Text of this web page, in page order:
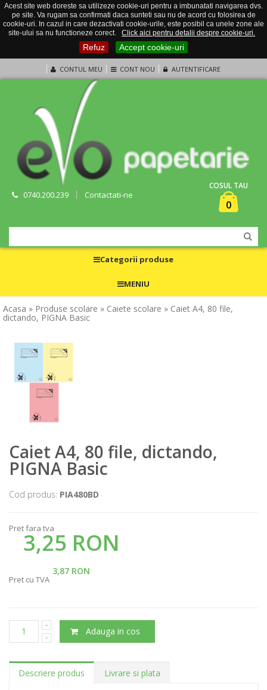
Acest site web doreste sa utilizeze cookie-uri pentru a imbunatati navigarea dvs.
pe site. Va rugam sa confirmati daca sunteti sau nu de acord cu folosirea de
cookie-uri. In cazul in care dezactivati cookie-urile, este posibil ca unele zone ale
site-ului sa nu functioneze corect.
Click aici pentru detalii despre cookie-uri.
Refuz Accept cookie-uri
CONTUL MEU CONT NOU AUTENTIFICARE
0740.200.239 Contactati-ne
COSUL TAU
0
Categorii produse
MENIU
Acasa » Produse scolare » Caiete scolare » Caiet A4, 80 file,
dictando, PIGNA Basic
Caiet A4, 80 file, dictando,
PIGNA Basic
Cod produs: PIA480BD
Pret fara tva
3,25 RON
3,87 RON
Pret cu TVA
Adauga in cos
Descriere produs Livrare si plata